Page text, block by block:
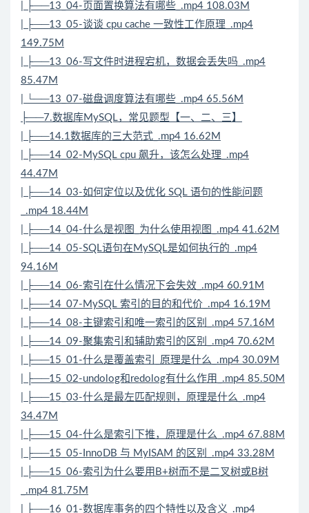
| ├──13_04-页面置换算法有哪些_.mp4 108.03M
| ├──13_05-谈谈 cpu cache 一致性工作原理_.mp4
149.75M
| ├──13_06-写文件时进程宕机，数据会丢失吗_.mp4
85.47M
| └──13_07-磁盘调度算法有哪些_.mp4 65.56M
├──7.数据库MySQL，常见题型【一、二、三】
| ├──14.1数据库的三大范式_.mp4 16.62M
| ├──14_02-MySQL cpu 飙升，该怎么处理_.mp4
44.47M
| ├──14_03-如何定位以及优化 SQL 语句的性能问题
_.mp4 18.44M
| ├──14_04-什么是视图_为什么使用视图_.mp4 41.62M
| ├──14_05-SQL语句在MySQL是如何执行的_.mp4
94.16M
| ├──14_06-索引在什么情况下会失效_.mp4 60.91M
| ├──14_07-MySQL 索引的目的和代价_.mp4 16.19M
| ├──14_08-主键索引和唯一索引的区别_.mp4 57.16M
| ├──14_09-聚集索引和辅助索引的区别_.mp4 70.62M
| ├──15_01-什么是覆盖索引_原理是什么_.mp4 30.09M
| ├──15_02-undolog和redolog有什么作用_.mp4 85.50M
| ├──15_03-什么是最左匹配规则，原理是什么_.mp4
34.47M
| ├──15_04-什么是索引下推，原理是什么_.mp4 67.88M
| ├──15_05-InnoDB 与 MyISAM 的区别_.mp4 33.28M
| ├──15_06-索引为什么要用B+树而不是二叉树或B树
_.mp4 81.75M
| ├──16_01-数据库事务的四个特性以及含义_.mp4